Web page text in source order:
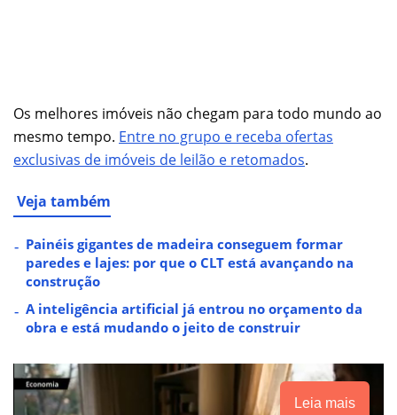
Os melhores imóveis não chegam para todo mundo ao
mesmo tempo. Entre no grupo e receba ofertas
exclusivas de imóveis de leilão e retomados.
Veja também
Painéis gigantes de madeira conseguem formar
paredes e lajes: por que o CLT está avançando na
construção
A inteligência artificial já entrou no orçamento da
obra e está mudando o jeito de construir
Leia mais